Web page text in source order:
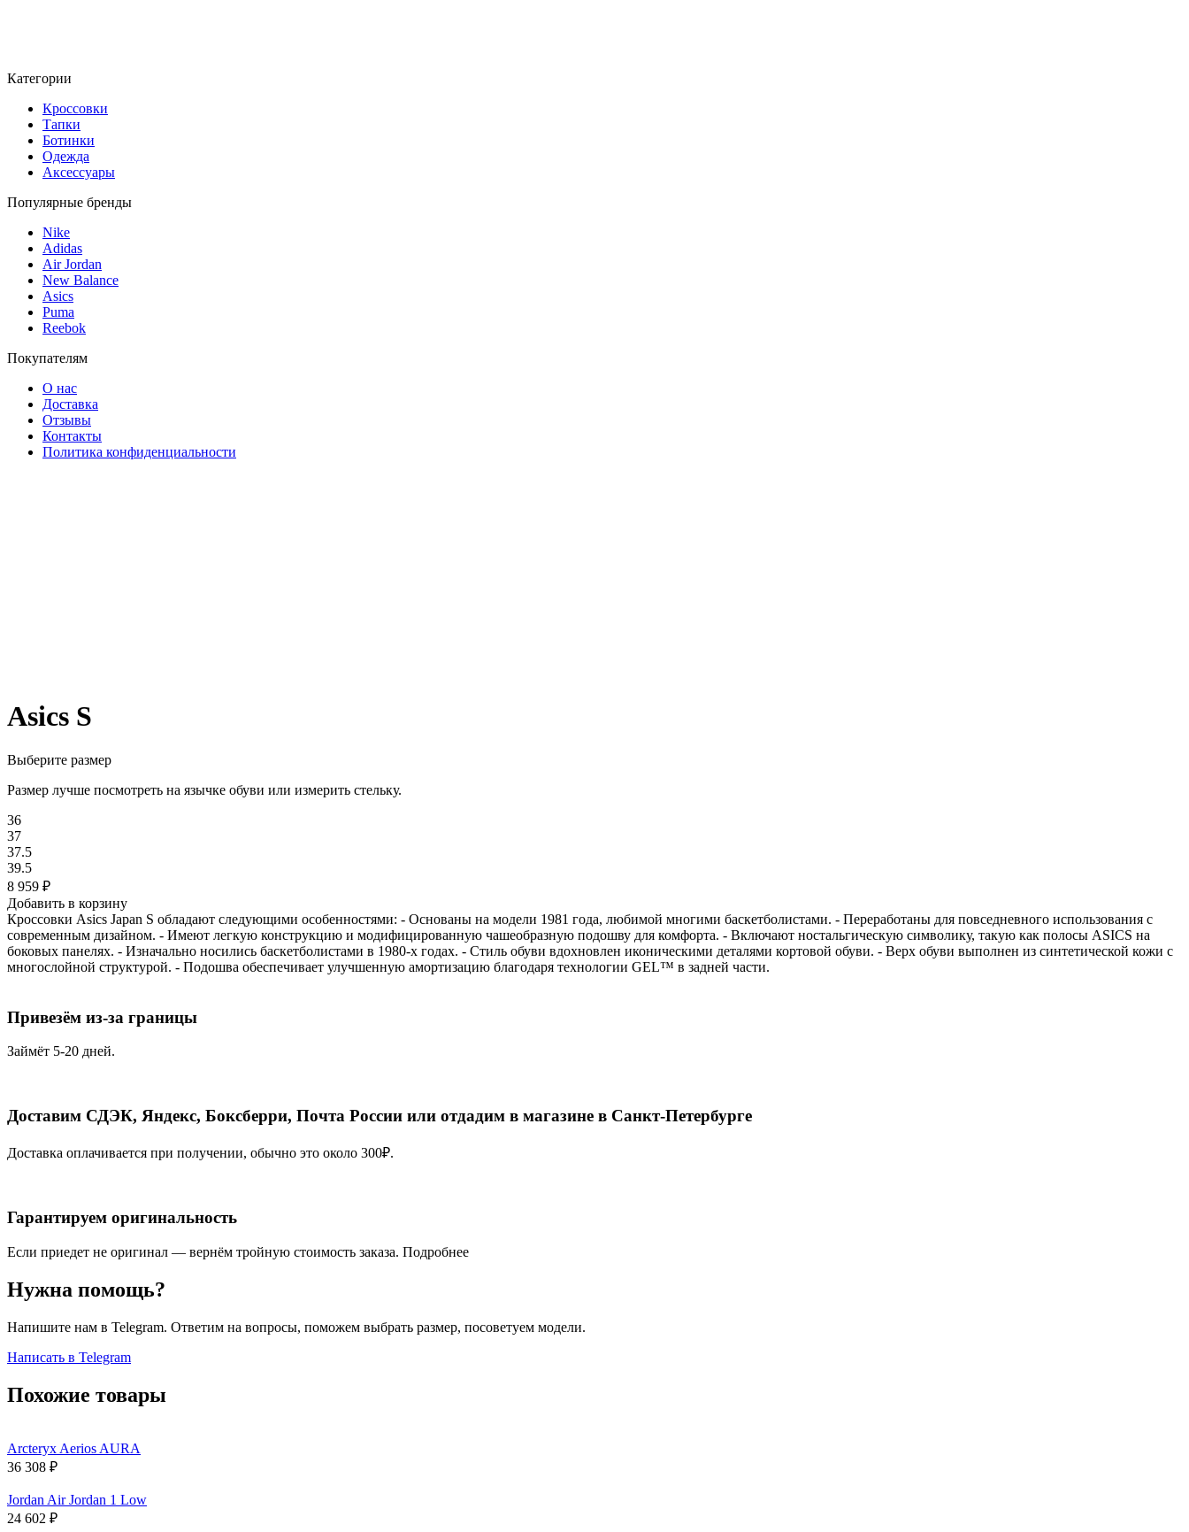
Категории
Кроссовки
Тапки
Ботинки
Одежда
Аксессуары
Популярные бренды
Nike
Adidas
Air Jordan
New Balance
Asics
Puma
Reebok
Покупателям
О нас
Доставка
Отзывы
Контакты
Политика конфиденциальности
Asics S
Выберите размер
Размер лучше посмотреть на язычке обуви или измерить стельку.
36
37
37.5
39.5
8 959 ₽
Добавить в корзину
Кроссовки Asics Japan S обладают следующими особенностями: - Основаны на модели 1981 года, любимой многими баскетболистами. - Переработаны для повседневного использования с
современным дизайном. - Имеют легкую конструкцию и модифицированную чашеобразную подошву для комфорта. - Включают ностальгическую символику, такую как полосы ASICS на
боковых панелях. - Изначально носились баскетболистами в 1980-х годах. - Стиль обуви вдохновлен иконическими деталями кортовой обуви. - Верх обуви выполнен из синтетической кожи с
многослойной структурой. - Подошва обеспечивает улучшенную амортизацию благодаря технологии GEL™ в задней части.
Привезём из-за границы
Займёт 5-20 дней.
Доставим СДЭК, Яндекс, Боксберри, Почта России или отдадим в магазине в Санкт-Петербурге
Доставка оплачивается при получении, обычно это около 300₽.
Гарантируем оригинальность
Если приедет не оригинал — вернём тройную стоимость заказа. Подробнее
Нужна помощь?
Напишите нам в Telegram. Ответим на вопросы, поможем выбрать размер, посоветуем модели.
Написать в Telegram
Похожие товары
Arcteryx Aerios AURA
36 308 ₽
Jordan Air Jordan 1 Low
24 602 ₽